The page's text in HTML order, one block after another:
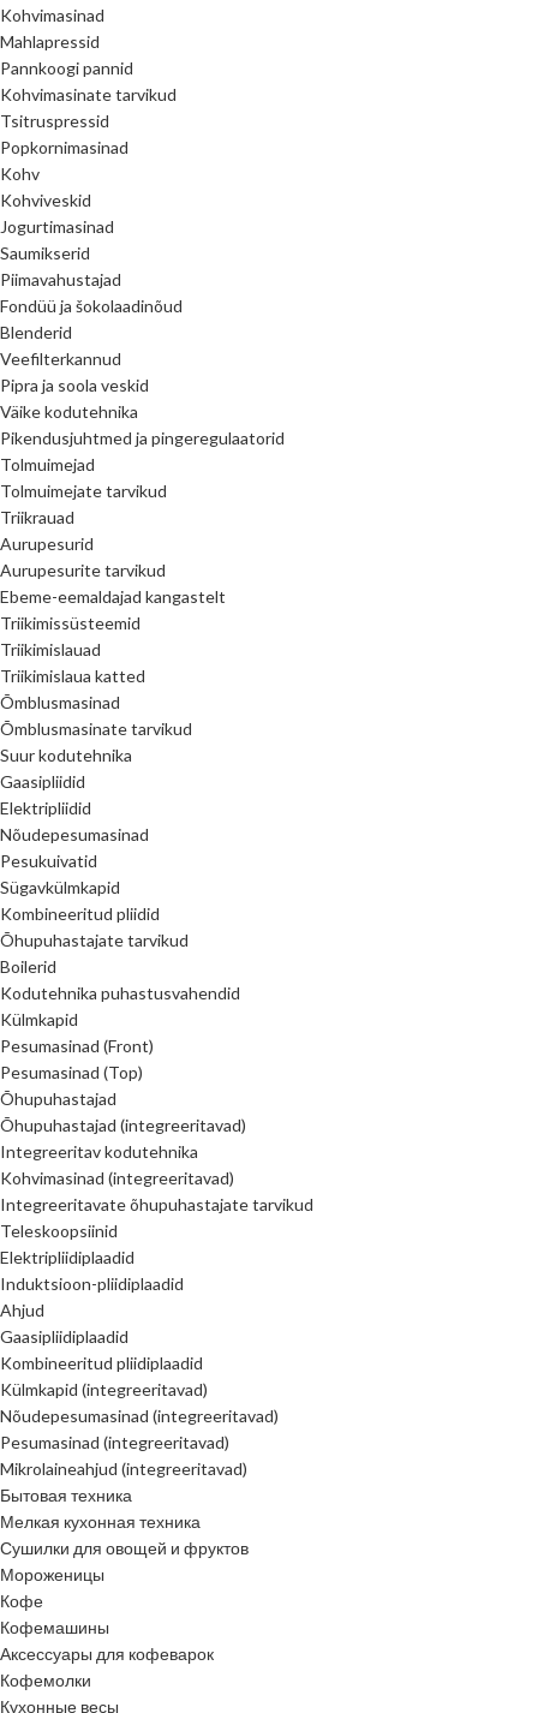
Kohvimasinad
Mahlapressid
Pannkoogi pannid
Kohvimasinate tarvikud
Tsitruspressid
Popkornimasinad
Kohv
Kohviveskid
Jogurtimasinad
Saumikserid
Piimavahustajad
Fondüü ja šokolaadinõud
Blenderid
Veefilterkannud
Pipra ja soola veskid
Väike kodutehnika
Pikendusjuhtmed ja pingeregulaatorid
Tolmuimejad
Tolmuimejate tarvikud
Triikrauad
Aurupesurid
Aurupesurite tarvikud
Ebeme-eemaldajad kangastelt
Triikimissüsteemid
Triikimislauad
Triikimislaua katted
Õmblusmasinad
Õmblusmasinate tarvikud
Suur kodutehnika
Gaasipliidid
Elektripliidid
Nõudepesumasinad
Pesukuivatid
Sügavkülmkapid
Kombineeritud pliidid
Õhupuhastajate tarvikud
Boilerid
Kodutehnika puhastusvahendid
Külmkapid
Pesumasinad (Front)
Pesumasinad (Top)
Õhupuhastajad
Õhupuhastajad (integreeritavad)
Integreeritav kodutehnika
Kohvimasinad (integreeritavad)
Integreeritavate õhupuhastajate tarvikud
Teleskoopsiinid
Elektripliidiplaadid
Induktsioon-pliidiplaadid
Ahjud
Gaasipliidiplaadid
Kombineeritud pliidiplaadid
Külmkapid (integreeritavad)
Nõudepesumasinad (integreeritavad)
Pesumasinad (integreeritavad)
Mikrolaineahjud (integreeritavad)
Бытовая техника
Мелкая кухонная техника
Сушилки для овощей и фруктов
Мороженицы
Кофе
Кофемашины
Аксессуары для кофеварок
Кофемолки
Кухонные весы